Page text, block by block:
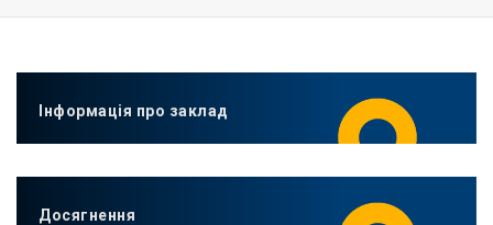
Інформація про заклад
Досягнення